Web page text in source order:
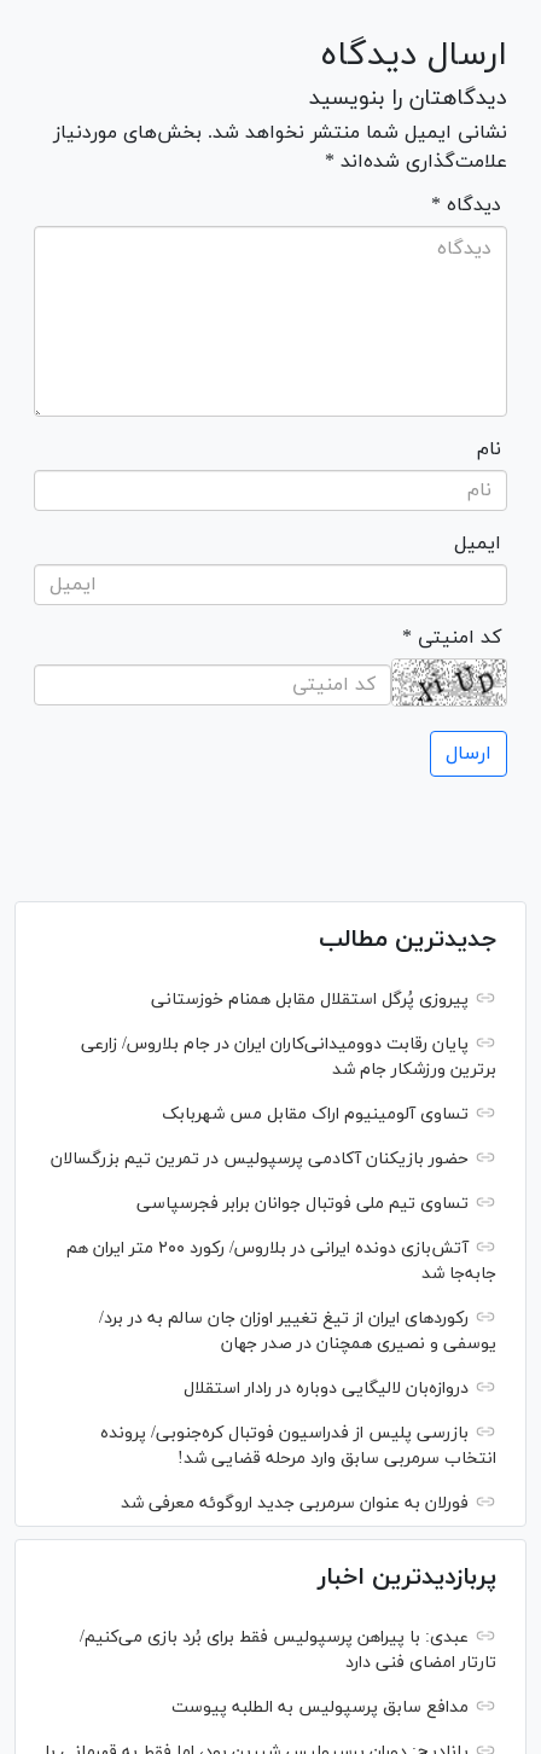
ارسال دیدگاه
دیدگاهتان را بنویسید
نشانی ایمیل شما منتشر نخواهد شد. بخش‌های موردنیاز
علامت‌گذاری شده‌اند *
* دیدگاه
نام
ایمیل
* کد امنیتی
جدیدترین مطالب
پیروزی پُرگل استقلال مقابل همنام خوزستانی
پایان رقابت دوومیدانی‌کاران ایران در جام بلاروس/ زارعی
برترین ورزشکار جام شد
تساوی آلومینیوم اراک مقابل مس شهربابک
حضور بازیکنان آکادمی پرسپولیس در تمرین تیم بزرگسالان
تساوی تیم ملی فوتبال جوانان برابر فجرسپاسی
آتش‌بازی دونده ایرانی در بلاروس/ رکورد ۲۰۰ متر ایران هم
جابه‌جا شد
رکورد‌های ایران از تیغ تغییر اوزان جان سالم به در برد/
یوسفی و نصیری همچنان در صدر جهان
دروازه‌بان لالیگایی دوباره در رادار استقلال
بازرسی پلیس از فدراسیون فوتبال کره‌جنوبی/ پرونده
انتخاب سرمربی سابق وارد مرحله قضایی شد!
فورلان به عنوان سرمربی جدید اروگوئه معرفی شد
پربازدیدترین اخبار
عبدی: با پیراهن پرسپولیس فقط برای بُرد بازی می‌کنیم/
تارتار امضای فنی دارد
مدافع سابق پرسپولیس به الطلبه پیوست